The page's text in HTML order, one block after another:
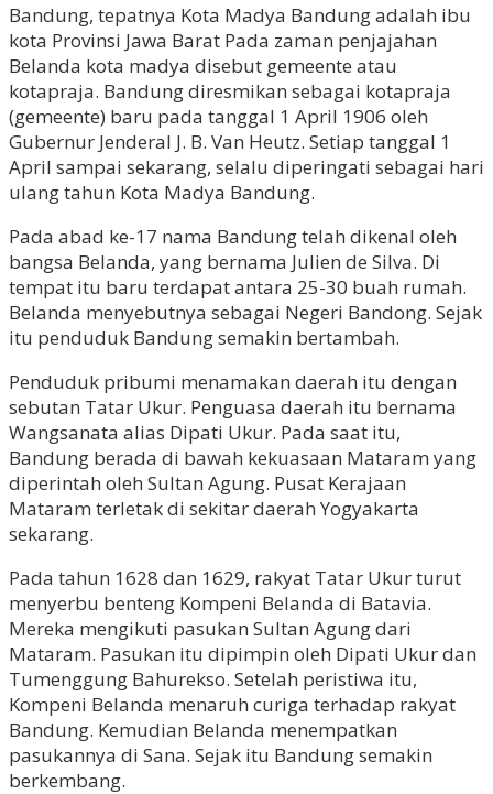
Bandung, tepatnya Kota Madya Bandung adalah ibu
kota Provinsi Jawa Barat Pada zaman penjajahan
Belanda kota madya disebut gemeente atau
kotapraja. Bandung diresmikan sebagai kotapraja
(gemeente) baru pada tanggal 1 April 1906 oleh
Gubernur Jenderal J. B. Van Heutz. Setiap tanggal 1
April sampai sekarang, selalu diperingati sebagai hari
ulang tahun Kota Madya Bandung.
Pada abad ke-17 nama Bandung telah dikenal oleh
bangsa Belanda, yang bernama Julien de Silva. Di
tempat itu baru terdapat antara 25-30 buah rumah.
Belanda menyebutnya sebagai Negeri Bandong. Sejak
itu penduduk Bandung semakin bertambah.
Penduduk pribumi menamakan daerah itu dengan
sebutan Tatar Ukur. Penguasa daerah itu bernama
Wangsanata alias Dipati Ukur. Pada saat itu,
Bandung berada di bawah kekuasaan Mataram yang
diperintah oleh Sultan Agung. Pusat Kerajaan
Mataram terletak di sekitar daerah Yogyakarta
sekarang.
Pada tahun 1628 dan 1629, rakyat Tatar Ukur turut
menyerbu benteng Kompeni Belanda di Batavia.
Mereka mengikuti pasukan Sultan Agung dari
Mataram. Pasukan itu dipimpin oleh Dipati Ukur dan
Tumenggung Bahurekso. Setelah peristiwa itu,
Kompeni Belanda menaruh curiga terhadap rakyat
Bandung. Kemudian Belanda menempatkan
pasukannya di Sana. Sejak itu Bandung semakin
berkembang.